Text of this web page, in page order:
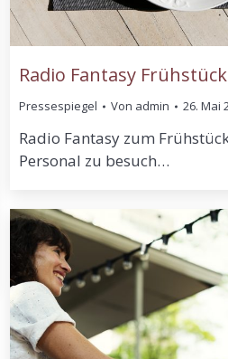
Radio Fantasy Frühstück
Pressespiegel Von admin 26. Mai
Radio Fantasy zum
Personal zu besuch…